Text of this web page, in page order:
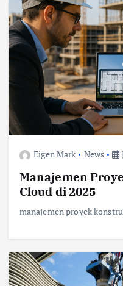
Eigen Mark News
Manajemen
Cloud di 2025
manajemen proyek